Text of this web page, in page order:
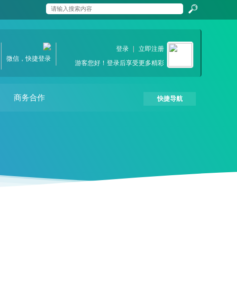
索
登录
立即注册
游客您好！登录后享受更多精彩
微信，快捷登录
快捷导航
商务合作